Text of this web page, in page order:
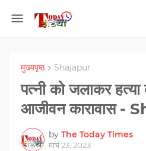
मुख्यपृष्ठ Shajapur
पत्नी को जलाकर
आजीवन कारावास -
by The Today Times
मार्च 23, 2023